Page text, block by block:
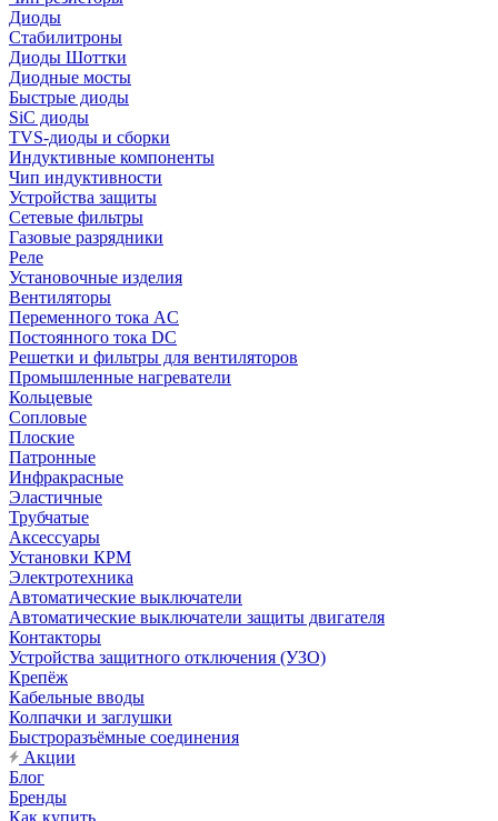
Диоды
Стабилитроны
Диоды Шоттки
Диодные мосты
Быстрые диоды
SiC диоды
TVS-диоды и сборки
Индуктивные компоненты
Чип индуктивности
Устройства защиты
Сетевые фильтры
Газовые разрядники
Реле
Установочные изделия
Вентиляторы
Переменного тока AC
Постоянного тока DC
Решетки и фильтры для вентиляторов
Промышленные нагреватели
Кольцевые
Сопловые
Плоские
Патронные
Инфракрасные
Эластичные
Трубчатые
Аксессуары
Установки КРМ
Электротехника
Автоматические выключатели
Автоматические выключатели защиты двигателя
Контакторы
Устройства защитного отключения (УЗО)
Крепёж
Кабельные вводы
Колпачки и заглушки
Быстроразъёмные соединения
Акции
Блог
Бренды
Как купить